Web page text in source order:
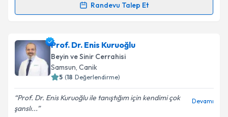
Takvim Talebini Gönder
Randevu Talep Et
Randevu Takvimi Talebi
Op. Dr. Duygu Baykaliçin randevu takvimi talebi
oluşturun. Size bu uzmandan randevu almanız için bir
takvim hazırlandığında e-posta ile bilgilendireceğiz.
Prof. Dr. Enis Kuruoğlu
Beyin ve Sinir Cerrahisi
Samsun, Canik
5 (18 Değerlendirme)
Prof. Dr. Enis Kuruoğlu ile tanıştığım için kendimi çok
şanslı...
Devamı